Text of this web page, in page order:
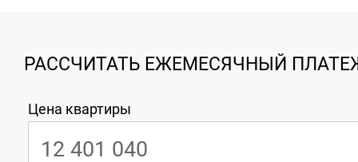
РАССЧИТАТЬ ЕЖЕМЕСЯЧНЫЙ
Цена квартиры